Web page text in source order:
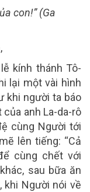
con!” (Ga
kính thánh Tô-
lại một vài hình
khi người ta báo
anh La-da-rô
cùng Người tới
lên tiếng: “Cả
cùng chết với
sau bữa ăn
khi Người nói về